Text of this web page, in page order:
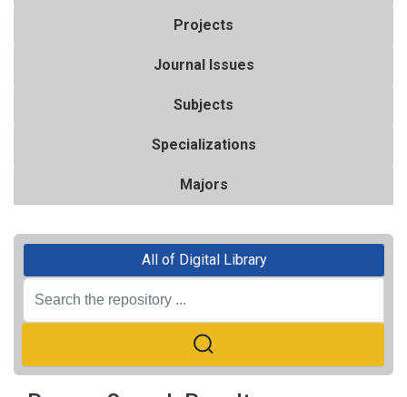
Projects
Journal Issues
Subjects
Specializations
Majors
All of Digital Library